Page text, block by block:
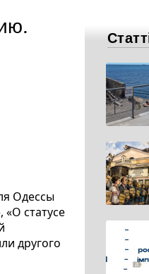
Одессы
«О статусе
другого